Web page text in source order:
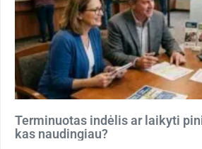
Terminuotas indėlis ar laikyti
kas naudingiau?